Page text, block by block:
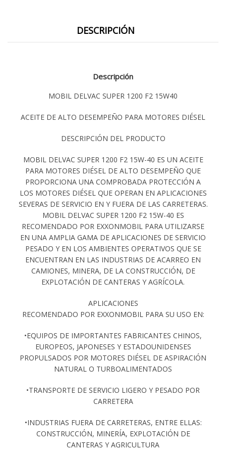
DESCRIPCIÓN
Descripción
MOBIL DELVAC SUPER 1200 F2 15W40
ACEITE DE ALTO DESEMPEÑO PARA MOTORES DIÉSEL
DESCRIPCIÓN DEL PRODUCTO
MOBIL DELVAC SUPER 1200 F2 15W-40 ES UN ACEITE
PARA MOTORES DIÉSEL DE ALTO DESEMPEÑO QUE
PROPORCIONA UNA COMPROBADA PROTECCIÓN A
LOS MOTORES DIÉSEL QUE OPERAN EN APLICACIONES
SEVERAS DE SERVICIO EN Y FUERA DE LAS CARRETERAS.
MOBIL DELVAC SUPER 1200 F2 15W-40 ES
RECOMENDADO POR EXXONMOBIL PARA UTILIZARSE
EN UNA AMPLIA GAMA DE APLICACIONES DE SERVICIO
PESADO Y EN LOS AMBIENTES OPERATIVOS QUE SE
ENCUENTRAN EN LAS INDUSTRIAS DE ACARREO EN
CAMIONES, MINERA, DE LA CONSTRUCCIÓN, DE
EXPLOTACIÓN DE CANTERAS Y AGRÍCOLA.
APLICACIONES
RECOMENDADO POR EXXONMOBIL PARA SU USO EN:
•EQUIPOS DE IMPORTANTES FABRICANTES CHINOS,
EUROPEOS, JAPONESES Y ESTADOUNIDENSES
PROPULSADOS POR MOTORES DIÉSEL DE ASPIRACIÓN
NATURAL O TURBOALIMENTADOS
•TRANSPORTE DE SERVICIO LIGERO Y PESADO POR
CARRETERA
•INDUSTRIAS FUERA DE CARRETERAS, ENTRE ELLAS:
CONSTRUCCIÓN, MINERÍA, EXPLOTACIÓN DE
CANTERAS Y AGRICULTURA